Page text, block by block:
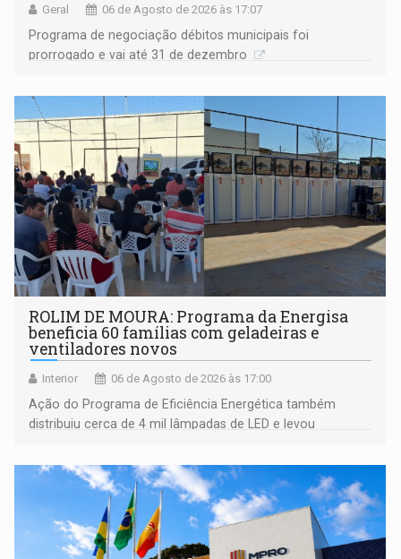
Geral 06 de Agosto de 2026 às 17:07
Programa de negociação débitos municipais foi
prorrogado e vai até 31 de dezembro
ROLIM DE MOURA: Programa da Energisa
beneficia 60 famílias com geladeiras e
ventiladores novos
Interior 06 de Agosto de 2026 às 17:00
Ação do Programa de Eficiência Energética também
distribuiu cerca de 4 mil lâmpadas de LED e levou
comunidade